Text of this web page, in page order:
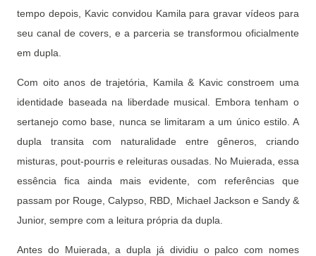
tempo depois, Kavic convidou Kamila para gravar vídeos para
seu canal de covers, e a parceria se transformou oficialmente
em dupla.
Com oito anos de trajetória, Kamila & Kavic constroem uma
identidade baseada na liberdade musical. Embora tenham o
sertanejo como base, nunca se limitaram a um único estilo. A
dupla transita com naturalidade entre gêneros, criando
misturas, pout-pourris e releituras ousadas. No Muierada, essa
essência fica ainda mais evidente, com referências que
passam por Rouge, Calypso, RBD, Michael Jackson e Sandy &
Junior, sempre com a leitura própria da dupla.
Antes do Muierada, a dupla já dividiu o palco com nomes